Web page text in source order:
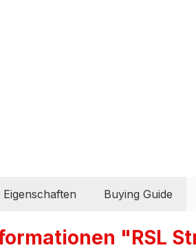
Eigenschaften Buying Guide
"RSL